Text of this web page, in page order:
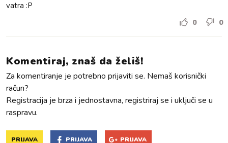
vatra :P
0 0
Komentiraj, znaš da želiš!
Za komentiranje je potrebno prijaviti se. Nemaš korisnički
račun?
Registracija je brza i jednostavna, registriraj se i uključi se u
raspravu.
PRIJAVA PRIJAVA PRIJAVA